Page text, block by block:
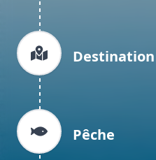
Destination
Pêche